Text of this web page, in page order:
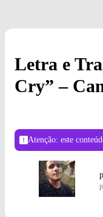
Letra e
Cry” –
Atenção: este